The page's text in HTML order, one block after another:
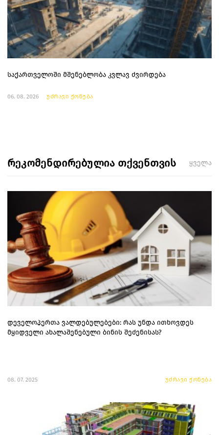
საქართველოში მშენებლობა კვლავ ძვირდება
06. 08. 2026 უძრავი ქონება
რეკომენდირებულია თქვენთვის ყველა
დეველოპერთა ვალდებულებები: რას უნდა ითხოვდეს
მყიდველი ახალაშენებული ბინის შეძენისას?
08. 07. 2025 უძრავი ქონება